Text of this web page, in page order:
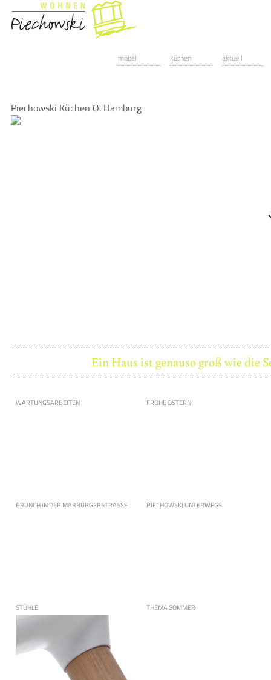
möbel küchen aktuell
Piechowski Küchen O. Hamburg
Ein Haus ist genauso groß wie die
WARTUNGSARBEITEN FROHE OSTERN
BRUNCH IN DER MARBURGERSTRASSE PIECHOWSKI UNTERWEGS
STÜHLE THEMA SOMMER